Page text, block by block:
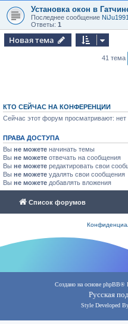
Установка окон в
Последнее сообщение NiJu1991
Ответы: 1
Новая тема
41 тема
КТО СЕЙЧАС НА КОНФЕРЕНЦИИ
Сейчас этот форум просматривают: нет
ПРАВА ДОСТУПА
Вы не можете начинать темы
Вы не можете отвечать на сообщения
Вы не можете редактировать свои
Вы не можете удалять свои сообщения
Вы не можете добавлять вложения
Список форумов
Создано на основе phpBB®
Русская
Style Developed